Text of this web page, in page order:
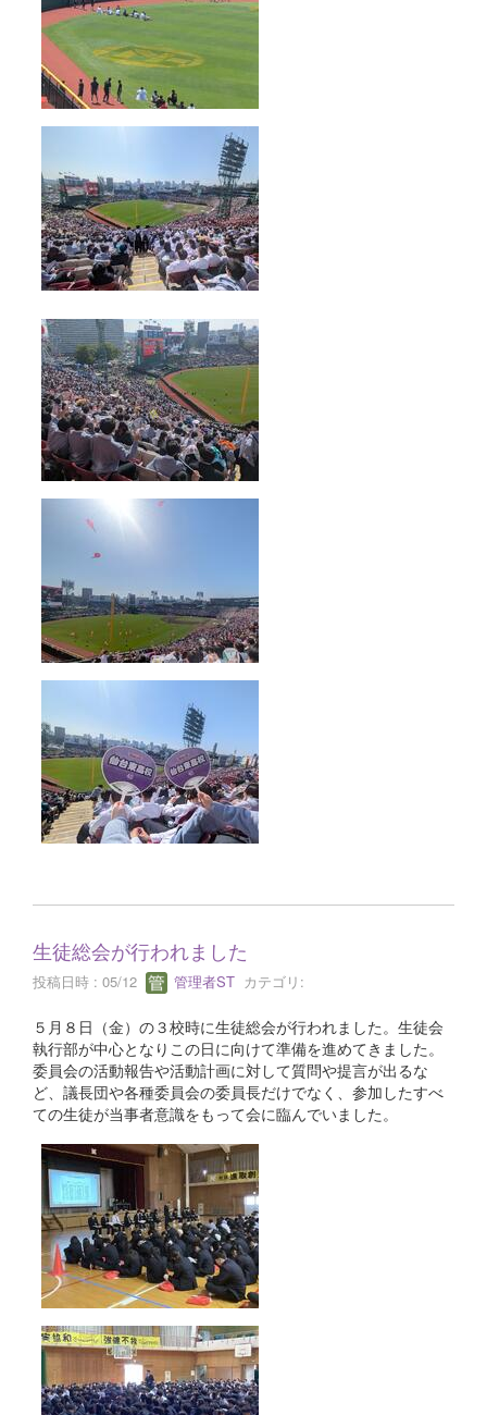
生徒総会が行われました
投稿日時 : 05/12 管理者ST カテゴリ:
５月８日（金）の３校時に生徒総会が行われました。生徒会
執行部が中心となりこの日に向けて準備を進めてきました。
委員会の活動報告や活動計画に対して質問や提言が出るな
ど、議長団や各種委員会の委員長だけでなく、参加したすべ
ての生徒が当事者意識をもって会に臨んでいました。